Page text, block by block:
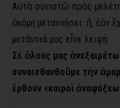
Αὐτὰ συνιστῶ πρὸς
ἀκόμη μετανοήσει· ἤ, ἐὰν
μετάνοιά μας εἶνε λειψή.
Σὲ ὅλους μας
συναισθανθοῦμε τὴν
ἔρθουν «καιροὶ